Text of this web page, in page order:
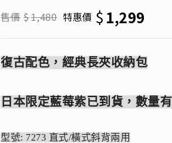
售價 $1,480 特惠價 $ 1,299
復古配色，經典長夾收納包
日本限定藍莓紫已到貨，數量
型號: 7273 直式/橫式斜背兩用